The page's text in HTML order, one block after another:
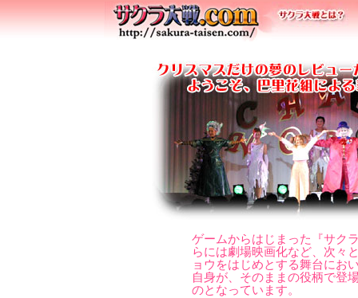
ゲームからはじまった『サク
らには劇場映画化など、次々
ョウをはじめとする舞台にお
自身が、そのままの役柄で登
のとなっています。